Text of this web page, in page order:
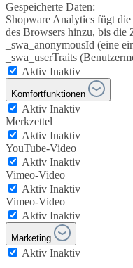
Gespeicherte Daten:
Shopware Analytics fügt
des Browsers hinzu, bis
_swa_anonymousId (eine
_swa_userTraits
Aktiv Inaktiv
Komfortfunktionen
Aktiv Inaktiv
Merkzettel
Aktiv Inaktiv
YouTube-Video
Aktiv Inaktiv
Vimeo-Video
Aktiv Inaktiv
Vimeo-Video
Aktiv Inaktiv
Marketing
Aktiv Inaktiv